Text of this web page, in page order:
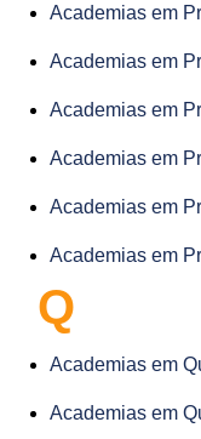
Academias em
Academias em
Academias em
Academias em
Academias em
Academias em
Q
Academias em
Academias em